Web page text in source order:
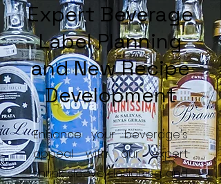
Expert Beverage
Label Planning
and New Recipe
Development
Enhance your beverage's
appeal with our expert
shrink sleeve designing and